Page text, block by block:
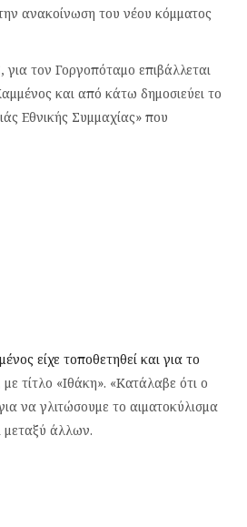
ανακοίνωση του νέου κόμματος
τον Γοργοπόταμο επιβάλλεται
και από κάτω δημοσιεύει το
Εθνικής Συμμαχίας» που
είχε τοποθετηθεί και για το
με τίτλο «Ιθάκη». «Κατάλαβε ότι ο
να γλιτώσουμε το αιματοκύλισμα
μεταξύ άλλων.